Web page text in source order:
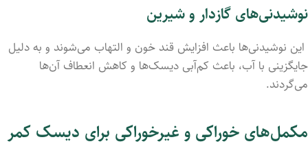
نوشیدنی‌های گازدار و شیرین
این نوشیدنی‌ها باعث افزایش قند خون و التهاب می‌شوند و به دلیل
جایگزینی با آب، باعث کم‌آبی دیسک‌ها و کاهش انعطاف آن‌ها
می‌گردند.
مکمل‌های خوراکی و غیرخوراکی برای دیسک کمر